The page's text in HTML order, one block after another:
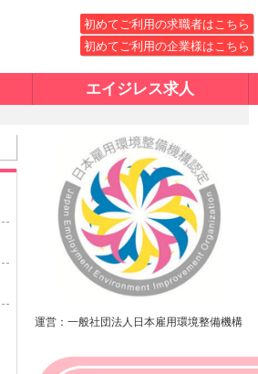
初めてご利用の求職者はこちら
初めてご利用の企業様はこちら
エイジレス求人
運営：一般社団法人日本雇用環境整備機構